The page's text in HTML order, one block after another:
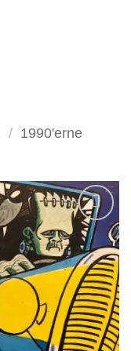
/ 1990'erne
Tilføj
som
favorit